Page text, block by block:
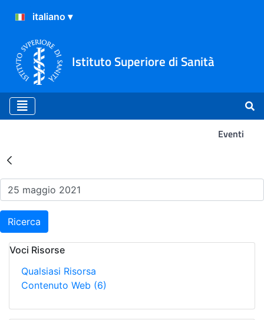
Istituto Superiore di Sanità
Eventi
Risultati della Ricerca -
Ricerca
Voci Risorse
Qualsiasi Risorsa
Contenuto Web (6)